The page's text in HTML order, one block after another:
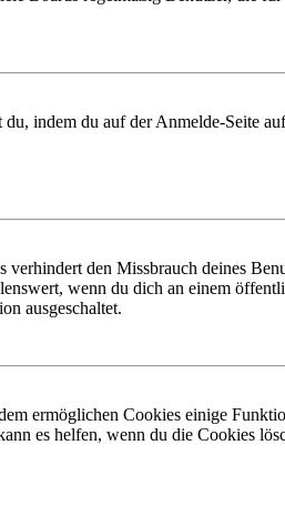
indem du auf der Anmelde-Seite
den Missbrauch deines
wenn du dich an einem
ausgeschaltet.
ermöglichen Cookies einige
es helfen, wenn du die Cookies